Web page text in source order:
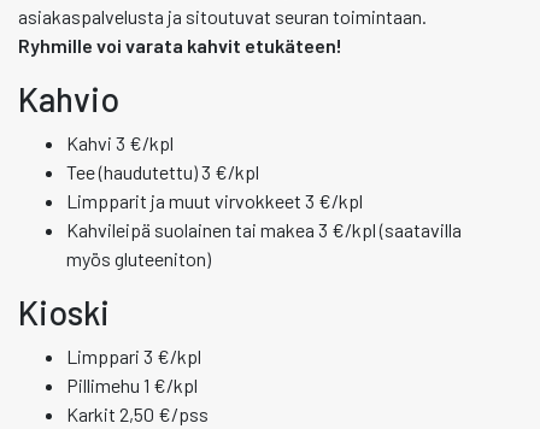
asiakaspalvelusta ja sitoutuvat seuran toimintaan.
Ryhmille voi varata kahvit etukäteen!
Kahvio
Kahvi 3 €/kpl
Tee (haudutettu) 3 €/kpl
Limpparit ja muut virvokkeet 3 €/kpl
Kahvileipä suolainen tai makea 3 €/kpl (saatavilla
myös gluteeniton)
Kioski
Limppari 3 €/kpl
Pillimehu 1 €/kpl
Karkit 2,50 €/pss